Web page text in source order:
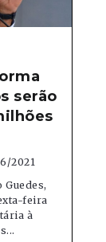
serão
2021
feira
à